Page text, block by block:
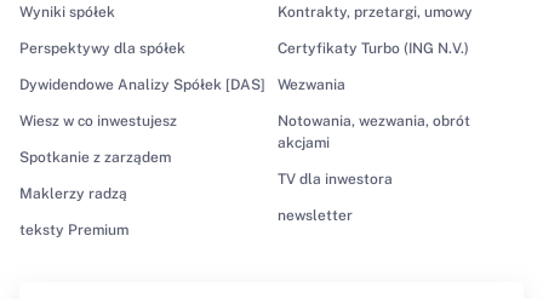
Wyniki spółek
Perspektywy dla spółek
Dywidendowe Analizy Spółek [DAS]
Wiesz w co inwestujesz
Spotkanie z zarządem
Maklerzy radzą
teksty Premium
Kontrakty, przetargi, umowy
Certyfikaty Turbo (ING N.V.)
Wezwania
Notowania, wezwania, obrót
akcjami
TV dla inwestora
newsletter